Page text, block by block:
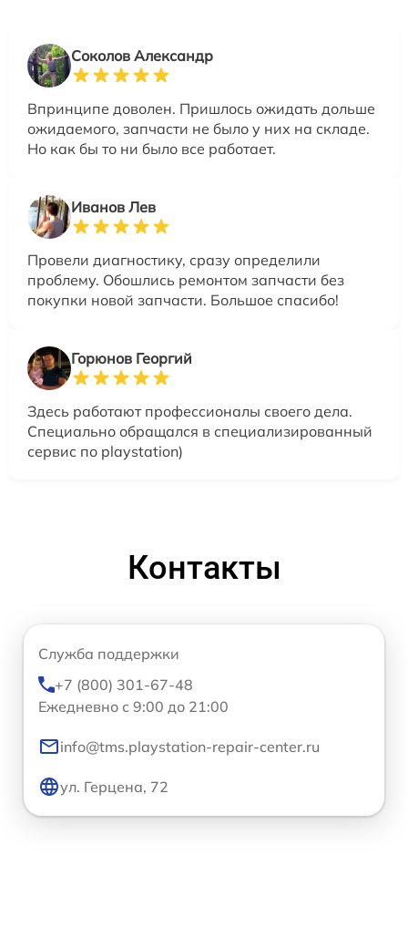
Соколов Александр
Впринципе доволен. Пришлось ожидать дольше
ожидаемого, запчасти не было у них на складе.
Но как бы то ни было все работает.
Иванов Лев
Провели диагностику, сразу определили
проблему. Обошлись ремонтом запчасти без
покупки новой запчасти. Большое спасибо!
Горюнов Георгий
Здесь работают профессионалы своего дела.
Специально обращался в специализированный
сервис по playstation)
Контакты
Служба поддержки
+7 (800) 301-67-48
Ежедневно с 9:00 до 21:00
info@tms.playstation-repair-center.ru
ул. Герцена, 72